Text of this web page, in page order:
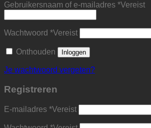
Gebruikersnaam of e-mailadres *Vereist
Wachtwoord *Vereist
Onthouden Inloggen
Je wachtwoord vergeten?
Registreren
E-mailadres *Vereist